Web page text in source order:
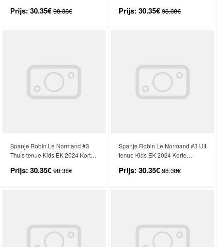
Prijs: 30.35€ 98.38€ Prijs: 30.35€ 98.38€
Spanje Robin Le Normand #3
Thuis tenue Kids EK 2024 Korte
Prijs: 30.35€ 98.38€
Spanje Robin Le Normand #3 Uit
tenue Kids EK 2024 Korte
Prijs: 30.35€ 98.38€